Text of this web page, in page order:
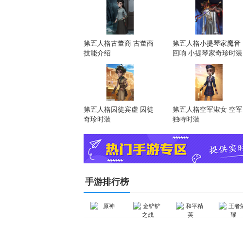
第五人格古董商 古董商
技能介绍
第五人格小提琴家魔音
回响 小提琴家奇珍时装
第五人格囚徒宾虚 囚徒
奇珍时装
第五人格空军淑女 空军
独特时装
手游排行榜